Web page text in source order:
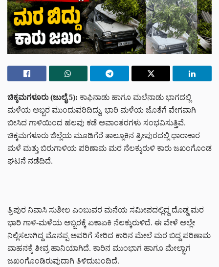
ಚಿಕ್ಕಮಗಳೂರು (ಜುಲೈ 5): ಕಾಫಿನಾಡು ಹಾಗೂ ಮಲೆನಾಡು ಭಾಗದಲ್ಲಿ
ಮಳೆಯ ಅಬ್ಬರ ಮುಂದುವರಿದಿದ್ದು, ಭಾರಿ ಮಳೆಯ ಜೊತೆಗೆ ವೇಗವಾಗಿ
ಬೀಸಿದ ಗಾಳಿಯಿಂದ ಹಲವು ಕಡೆ ಅವಾಂತರಗಳು ಸಂಭವಿಸುತ್ತಿವೆ.
ಚಿಕ್ಕಮಗಳೂರು ಜಿಲ್ಲೆಯ ಮೂಡಿಗೆರೆ ತಾಲ್ಲೂಕಿನ ತ್ರೀಪುರದಲ್ಲಿ ಧಾರಾಕಾರ
ಮಳೆ ಮತ್ತು ಬಿರುಗಾಳಿಯ ಪರಿಣಾಮ ಮರ ನೆಲಕ್ಕುರುಳಿ ಕಾರು ಜಖಂಗೊಂಡ
ಘಟನೆ ನಡೆದಿದೆ.
ತ್ರಿಪುರ ನಿವಾಸಿ ಸುಶೀಲ ಎಂಬುವರ ಮನೆಯ ಸಮೀಪದಲ್ಲಿದ್ದ ದೊಡ್ಡ ಮರ
ಭಾರಿ ಗಾಳಿ-ಮಳೆಯ ಅಬ್ಬರಕ್ಕೆ ಏಕಾಏಕಿ ನೆಲಕ್ಕುರುಳಿದೆ. ಈ ವೇಳೆ ಅಲ್ಲೇ
ನಿಲ್ಲಿಸಲಾಗಿದ್ದ ಮೊನಪ್ಪ ಅವರಿಗೆ ಸೇರಿದ ಕಾರಿನ ಮೇಲೆ ಮರ ಬಿದ್ದ ಪರಿಣಾಮ
ವಾಹನಕ್ಕೆ ತೀವ್ರ ಹಾನಿಯಾಗಿದೆ. ಕಾರಿನ ಮುಂಭಾಗ ಹಾಗೂ ಮೇಲ್ಭಾಗ
ಜಖಂಗೊಂಡಿರುವುದಾಗಿ ತಿಳಿದುಬಂದಿದೆ.